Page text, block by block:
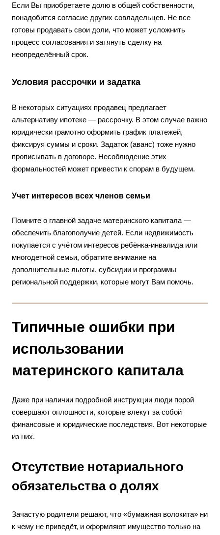
Если Вы приобретаете долю в общей собственности,
понадобится согласие других совладельцев. Не все
готовы продавать свои доли, что может усложнить
процесс согласования и затянуть сделку на
неопределённый срок.
Условия рассрочки и задатка
В некоторых ситуациях продавец предлагает
альтернативу ипотеке — рассрочку. В этом случае важно
юридически грамотно оформить график платежей,
фиксируя суммы и сроки. Задаток (аванc) тоже нужно
прописывать в договоре. Несоблюдение этих
формальностей может привести к спорам в будущем.
Учет интересов всех членов семьи
Помните о главной задаче материнского капитала —
обеспечить благополучие детей. Если недвижимость
покупается с учётом интересов ребёнка-инвалида или
многодетной семьи, обратите внимание на
дополнительные льготы, субсидии и программы
региональной поддержки, которые могут Вам помочь.
Типичные ошибки при
использовании
материнского капитала
Даже при наличии подробной инструкции люди порой
совершают оплошности, которые влекут за собой
финансовые и юридические последствия. Вот некоторые
из них.
Отсутствие нотариального
обязательства о долях
Зачастую родители решают, что «бумажная волокита» ни
к чему не приведёт, и оформляют имущество только на